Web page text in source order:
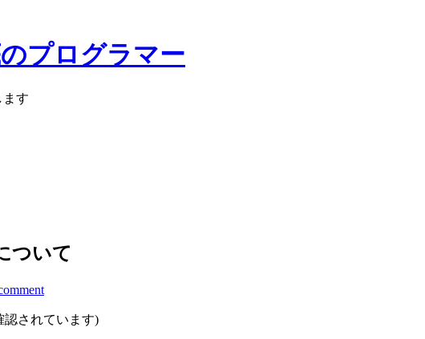
プログラマー
ます
ついて
認されています)